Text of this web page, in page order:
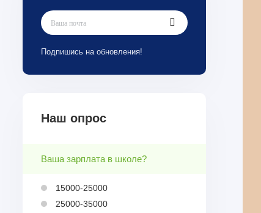
Подпишись на обновления!
Наш опрос
Ваша зарплата в школе?
15000-25000
25000-35000